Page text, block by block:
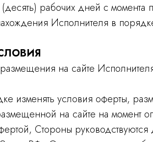
рабочих дней с
Исполнителя в
на сайте
изменять условия оферты,
на сайте на момент
Стороны